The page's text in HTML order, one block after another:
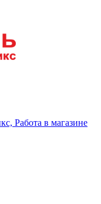
Работа в магазине